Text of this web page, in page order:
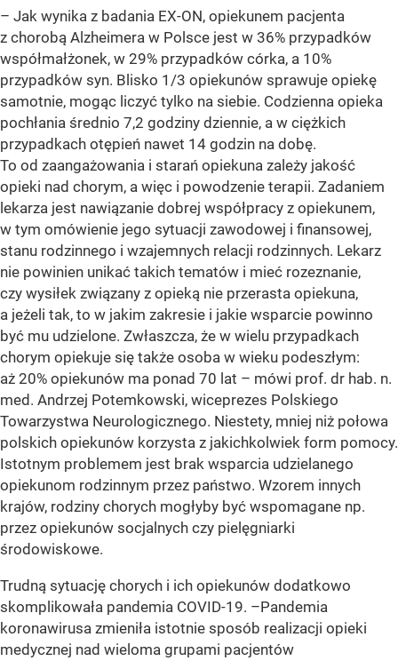
– Jak wynika z badania EX-ON, opiekunem pacjenta
z chorobą Alzheimera w Polsce jest w 36% przypadków
współmałżonek, w 29% przypadków córka, a 10%
przypadków syn. Blisko 1/3 opiekunów sprawuje opiekę
samotnie, mogąc liczyć tylko na siebie. Codzienna opieka
pochłania średnio 7,2 godziny dziennie, a w ciężkich
przypadkach otępień nawet 14 godzin na dobę.
To od zaangażowania i starań opiekuna zależy jakość
opieki nad chorym, a więc i powodzenie terapii. Zadaniem
lekarza jest nawiązanie dobrej współpracy z opiekunem,
w tym omówienie jego sytuacji zawodowej i finansowej,
stanu rodzinnego i wzajemnych relacji rodzinnych. Lekarz
nie powinien unikać takich tematów i mieć rozeznanie,
czy wysiłek związany z opieką nie przerasta opiekuna,
a jeżeli tak, to w jakim zakresie i jakie wsparcie powinno
być mu udzielone. Zwłaszcza, że w wielu przypadkach
chorym opiekuje się także osoba w wieku podeszłym:
aż 20% opiekunów ma ponad 70 lat – mówi prof. dr hab. n.
med. Andrzej Potemkowski, wiceprezes Polskiego
Towarzystwa Neurologicznego. Niestety, mniej niż połowa
polskich opiekunów korzysta z jakichkolwiek form pomocy.
Istotnym problemem jest brak wsparcia udzielanego
opiekunom rodzinnym przez państwo. Wzorem innych
krajów, rodziny chorych mogłyby być wspomagane np.
przez opiekunów socjalnych czy pielęgniarki
środowiskowe.
Trudną sytuację chorych i ich opiekunów dodatkowo
skomplikowała pandemia COVID-19. –Pandemia
koronawirusa zmieniła istotnie sposób realizacji opieki
medycznej nad wieloma grupami pacjentów